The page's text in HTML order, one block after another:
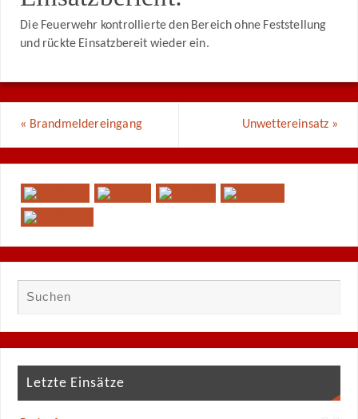
Die Feuerwehr kontrollierte den Bereich ohne Feststellung
und rückte Einsatzbereit wieder ein.
« Brandmeldereingang Unwettereinsatz »
Letzte Einsätze